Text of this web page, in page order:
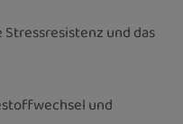
und das
und